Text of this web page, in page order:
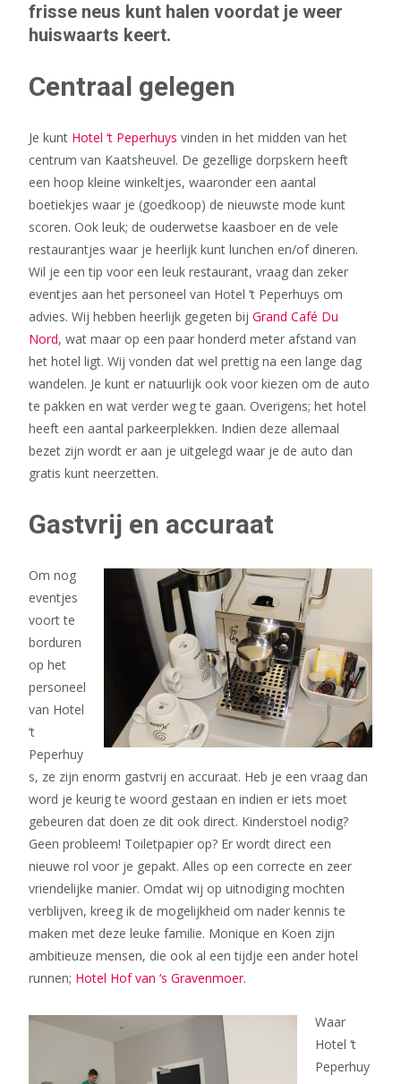
frisse neus kunt halen voordat je weer
huiswaarts keert.
Centraal gelegen
Je kunt Hotel ‘t Peperhuys vinden in het midden van het
centrum van Kaatsheuvel. De gezellige dorpskern heeft
een hoop kleine winkeltjes, waaronder een aantal
boetiekjes waar je (goedkoop) de nieuwste mode kunt
scoren. Ook leuk; de ouderwetse kaasboer en de vele
restaurantjes waar je heerlijk kunt lunchen en/of dineren.
Wil je een tip voor een leuk restaurant, vraag dan zeker
eventjes aan het personeel van Hotel ‘t Peperhuys om
advies. Wij hebben heerlijk gegeten bij Grand Café Du
Nord, wat maar op een paar honderd meter afstand van
het hotel ligt. Wij vonden dat wel prettig na een lange dag
wandelen. Je kunt er natuurlijk ook voor kiezen om de auto
te pakken en wat verder weg te gaan. Overigens; het hotel
heeft een aantal parkeerplekken. Indien deze allemaal
bezet zijn wordt er aan je uitgelegd waar je de auto dan
gratis kunt neerzetten.
Gastvrij en accuraat
Om nog
eventjes
voort te
borduren
op het
personeel
van Hotel
‘t
Peperhuy
s, ze zijn enorm gastvrij en accuraat. Heb je een vraag dan
word je keurig te woord gestaan en indien er iets moet
gebeuren dat doen ze dit ook direct. Kinderstoel nodig?
Geen probleem! Toiletpapier op? Er wordt direct een
nieuwe rol voor je gepakt. Alles op een correcte en zeer
vriendelijke manier. Omdat wij op uitnodiging mochten
verblijven, kreeg ik de mogelijkheid om nader kennis te
maken met deze leuke familie. Monique en Koen zijn
ambitieuze mensen, die ook al een tijdje een ander hotel
runnen; Hotel Hof van ‘s Gravenmoer.
Waar
Hotel ‘t
Peperhuy